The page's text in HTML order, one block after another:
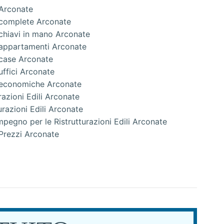
Arconate
in mano Arconate
Arconate
Arconate
Arconate
Arconate
Edili Arconate
Edili Arconate
per le Ristrutturazioni Edili Arconate
Arconate